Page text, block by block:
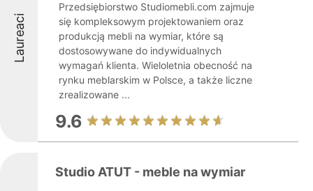
Laureaci
Przedsiębiorstwo Studiomebli.com zajmuje
się kompleksowym projektowaniem oraz
produkcją mebli na wymiar, które są
dostosowywane do indywidualnych
wymagań klienta. Wieloletnia obecność na
rynku meblarskim w Polsce, a także liczne
zrealizowane ...
9.6
Studio ATUT - meble na wymiar